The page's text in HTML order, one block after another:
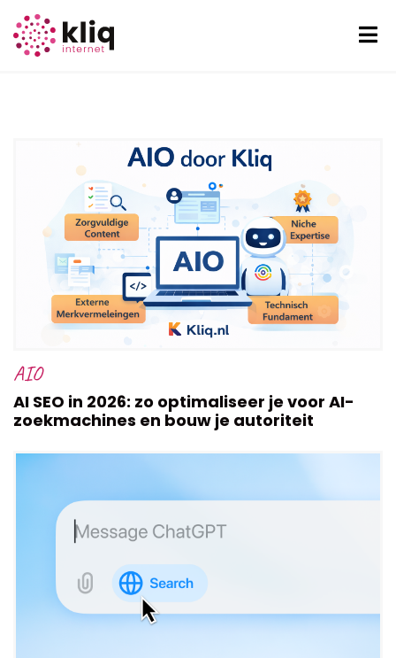
AIO
AI SEO in 2026: zo optimaliseer je voor AI-
zoekmachines en bouw je autoriteit